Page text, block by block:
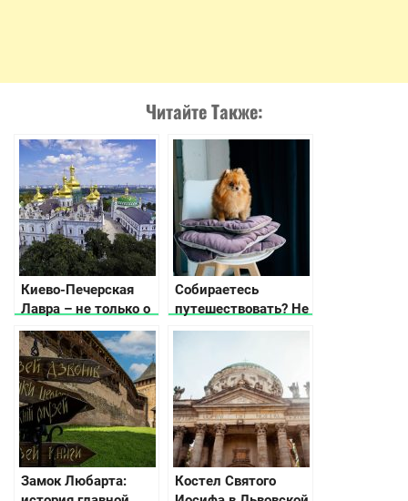
Читайте Также:
Киево-Печерская
Лавра – не только о
религии и истории
Собираетесь
путешествовать? Не
забудьте удобный
Замок Любарта:
Костел Святого